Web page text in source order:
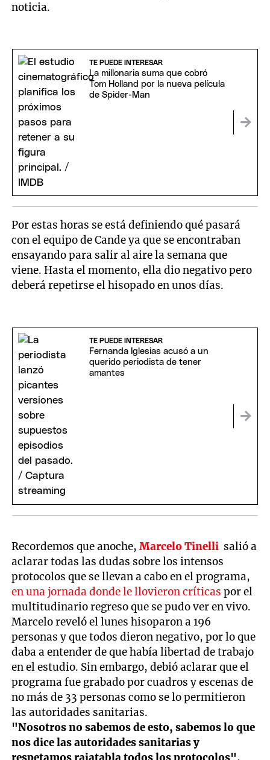
noticia.
TE PUEDE INTERESAR
La millonaria suma que cobró
Tom Holland por la nueva película
de Spider-Man
Por estas horas se está definiendo qué pasará
con el equipo de Cande ya que se encontraban
ensayando para salir al aire la semana que
viene. Hasta el momento, ella dio negativo pero
deberá repetirse el hisopado en unos días.
TE PUEDE INTERESAR
Fernanda Iglesias acusó a un
querido periodista de tener
amantes
Recordemos que anoche,Marcelo Tinelli salió a
aclarar todas las dudas sobre los intensos
protocolos que se llevan a cabo en el programa,
en una jornada donde le llovieron críticas por el
multitudinario regreso que se pudo ver en vivo.
Marcelo reveló el lunes hisoparon a 196
personas y que todos dieron negativo, por lo que
daba a entender de que había libertad de trabajo
en el estudio. Sin embargo, debió aclarar que el
programa fue grabado por cuadros y escenas de
no más de 33 personas como se lo permitieron
las autoridades sanitarias.
"Nosotros no sabemos de esto, sabemos lo que
nos dice las autoridades sanitarias y